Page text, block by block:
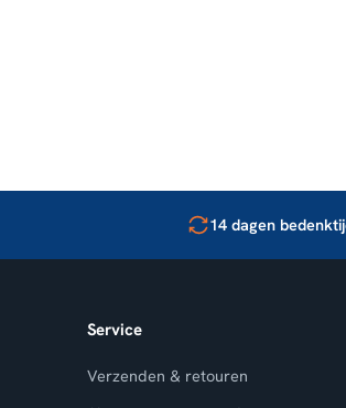
14 dagen
Service
Verzenden & retouren